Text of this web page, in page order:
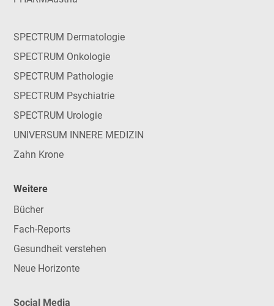
SPECTRUM Dermatologie
SPECTRUM Onkologie
SPECTRUM Pathologie
SPECTRUM Psychiatrie
SPECTRUM Urologie
UNIVERSUM INNERE MEDIZIN
Zahn Krone
Weitere
Bücher
Fach-Reports
Gesundheit verstehen
Neue Horizonte
Social Media